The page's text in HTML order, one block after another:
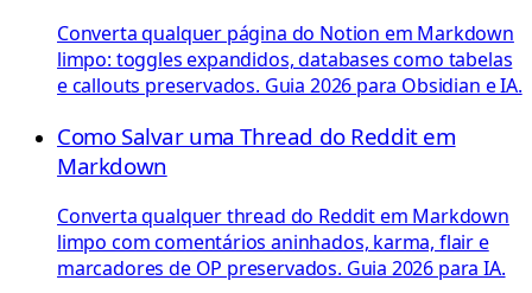
Converta qualquer página do Notion em Markdown
limpo: toggles expandidos, databases como tabelas
e callouts preservados. Guia 2026 para Obsidian e IA.
Como Salvar uma Thread do Reddit em
Markdown
Converta qualquer thread do Reddit em Markdown
limpo com comentários aninhados, karma, flair e
marcadores de OP preservados. Guia 2026 para IA.